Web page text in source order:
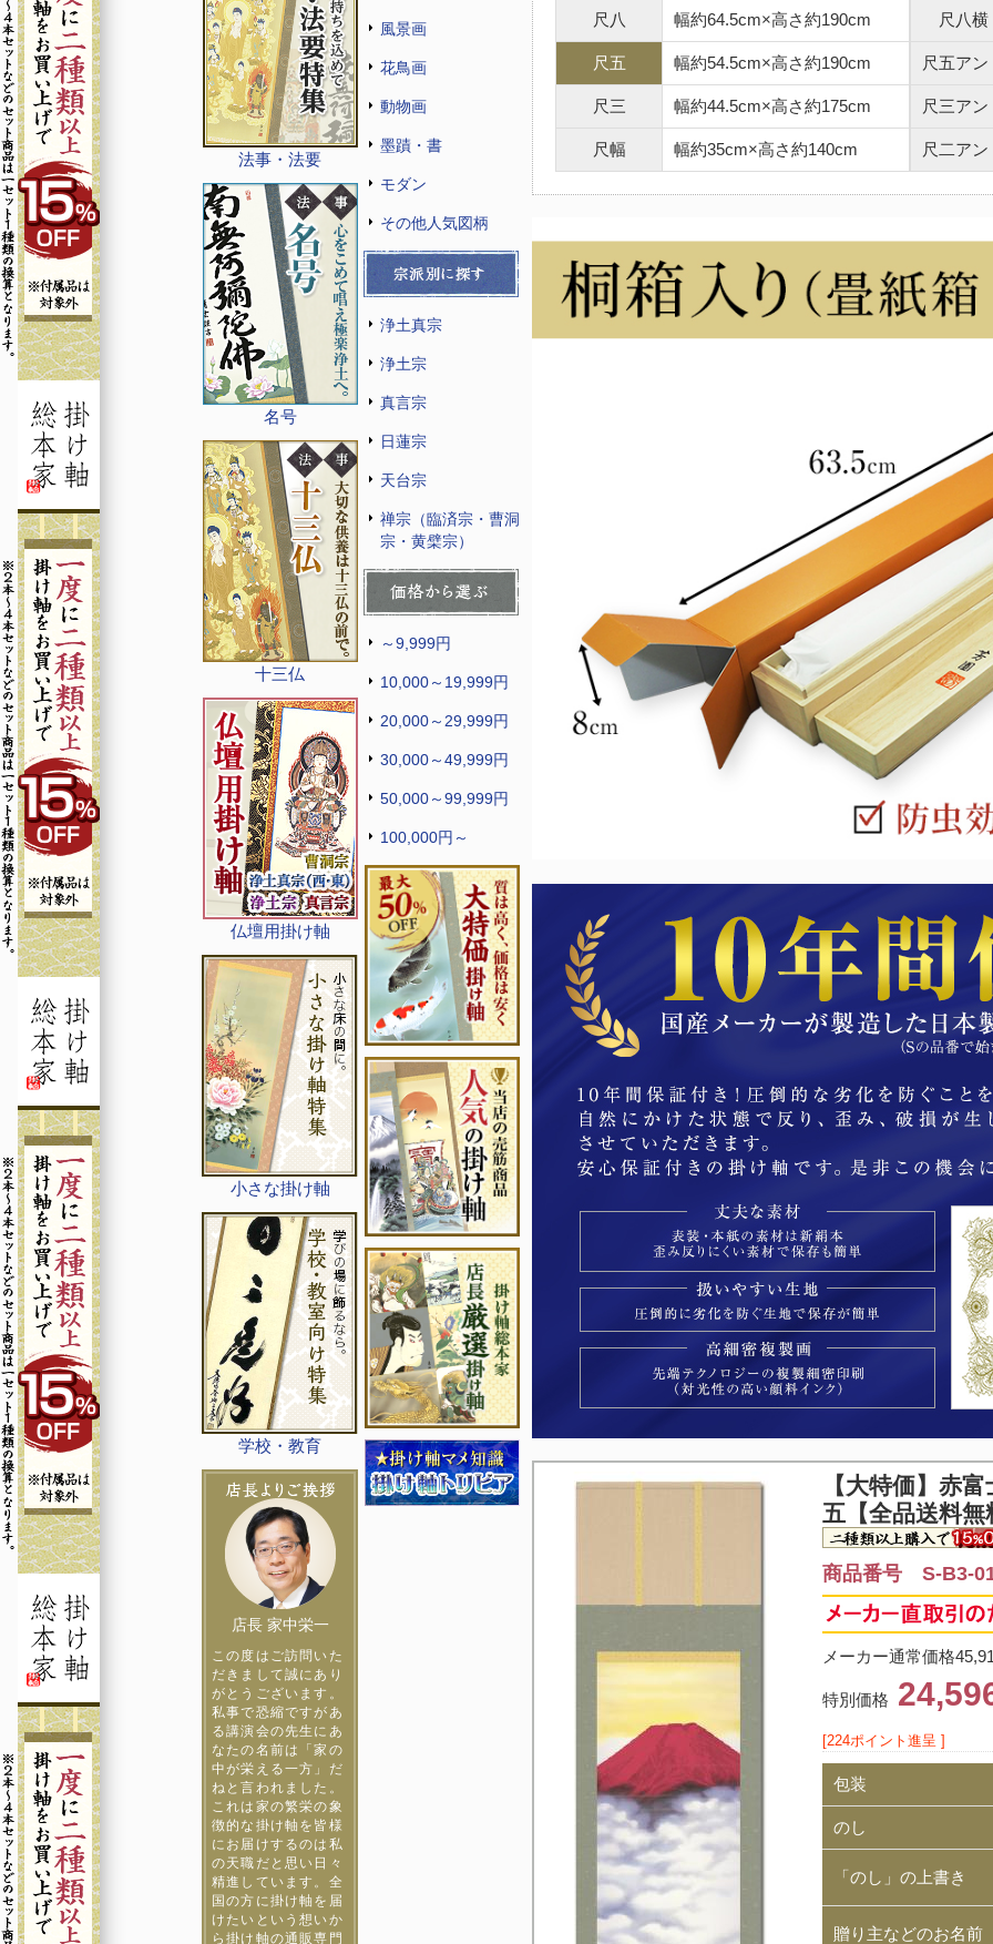
法事・法要
名号
十三仏
仏壇用掛け軸
小さな掛け軸
学校・教育
店長 家中栄一
この度はご訪問いた
だきまして誠にあり
がとうございます。
私事で恐縮ですがあ
る講演会の先生にあ
なたの名前は「家の
中が栄える一方」だ
ねと言われました。
これは家の繁栄の象
徴的な掛け軸を皆様
にお届けするのは私
の天職だと思い日々
精進しています。全
国の方に掛け軸を届
けたいという想いか
ら掛け軸の通販専門
風景画
花鳥画
動物画
墨蹟・書
モダン
その他人気図柄
浄土真宗
浄土宗
真言宗
日蓮宗
天台宗
禅宗（臨済宗・曹洞
宗・黄檗宗）
～9,999円
10,000～19,999円
20,000～29,999円
30,000～49,999円
50,000～99,999円
100,000円～
尺八 幅約64.5cm×高さ約190cm
尺五 幅約54.5cm×高さ約190cm
尺三 幅約44.5cm×高さ約175cm
尺幅 幅約35cm×高さ約140cm
尺八横
尺五アン
尺三アン
尺二アン
【大特価】 赤富
五【全品送料
商品番号 S-B3-
メーカー通常価格
特別価格
[224ポイント進呈 ]
包装
のし
「のし」の上書き
贈り主などのお名前